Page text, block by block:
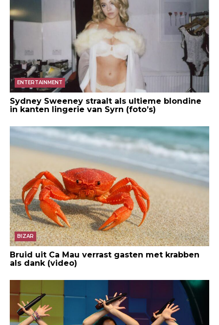
ENTERTAINMENT
Sydney Sweeney straalt als ultieme blondine
in kanten lingerie van Syrn (foto’s)
BIZAR
Bruid uit Ca Mau verrast gasten met krabben
als dank (video)